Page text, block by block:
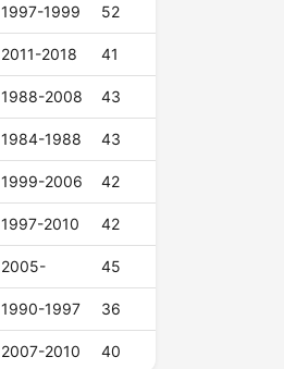
1997-1999 52
2011-2018 41
1988-2008 43
1984-1988 43
1999-2006 42
1997-2010 42
2005- 45
1990-1997 36
2007-2010 40